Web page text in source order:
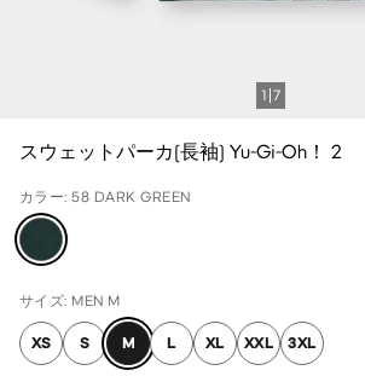
1 7
スウェットパーカ(長袖) Yu-Gi-Oh！ 2
カラー: 58 DARK GREEN
サイズ: MEN M
XS S M L XL XXL 3XL